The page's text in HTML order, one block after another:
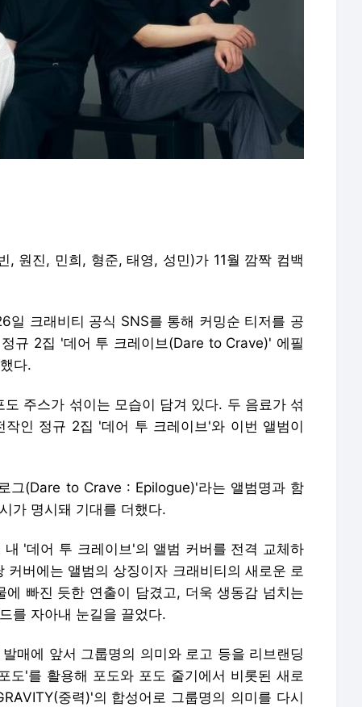
, 원진, 민희, 형준, 태영, 성민)가 11월 깜짝 컴백
일 크래비티 공식 SNS를 통해 커밍순 티저를 공
규 2집 '데어 투 크레이브(Dare to Crave)' 에필
다.
주스가 섞이는 모습이 담겨 있다. 두 음료가 섞
인 정규 2집 '데어 투 크레이브'와 이번 앨범이
그(Dare to Crave : Epilogue)'라는 앨범명과 함
가 명시돼 기대를 더했다.
'데어 투 크레이브'의 앨범 커버를 전격 교체하
버에는 앨범의 상징이자 크래비티의 새로운 로
빠진 듯한 연출이 담겼고, 더욱 생동감 넘치는
를 자아내 눈길을 끌었다.
매에 앞서 그룹명의 의미와 로고 등을 리브랜딩
도'를 활용해 포도와 포도 줄기에서 비롯된 새로
중력)'의 합성어로 그룹명의 의미를 다시